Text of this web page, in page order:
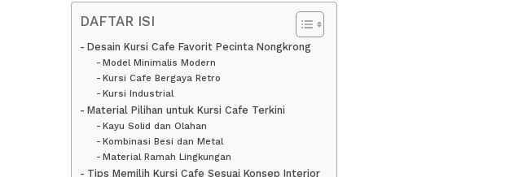
DAFTAR ISI
Desain Kursi Cafe Favorit Pecinta Nongkrong
Model Minimalis Modern
Kursi Cafe Bergaya Retro
Kursi Industrial
Material Pilihan untuk Kursi Cafe Terkini
Kayu Solid dan Olahan
Kombinasi Besi dan Metal
Material Ramah Lingkungan
Tips Memilih Kursi Cafe Sesuai Konsep Interior